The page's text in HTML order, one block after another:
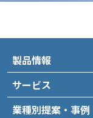
製品情報
サービス
業種別提案・事例